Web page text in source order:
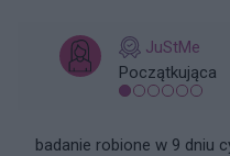
JuStMe
Początkująca
badanie robione w 9 dniu